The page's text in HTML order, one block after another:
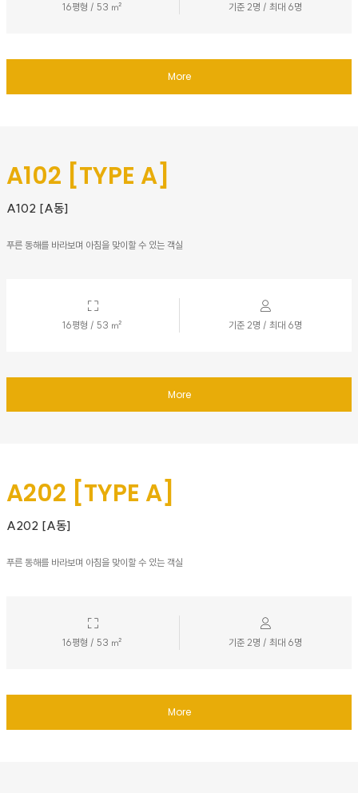
16평형 / 53 ㎡ 기준 2명 / 최대 6명
More
A102 [TYPE A]
A102 [A동]
푸른 동해를 바라보며 아침을 맞이할 수 있는 객실
16평형 / 53 ㎡ 기준 2명 / 최대 6명
More
A202 [TYPE A]
A202 [A동]
푸른 동해를 바라보며 아침을 맞이할 수 있는 객실
16평형 / 53 ㎡ 기준 2명 / 최대 6명
More